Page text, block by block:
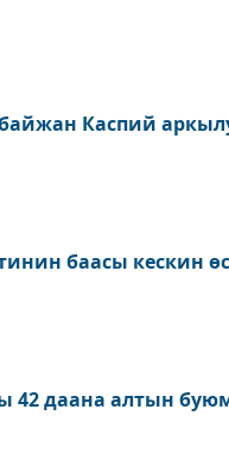
Каспий
баасы кескин
42 даана алтын